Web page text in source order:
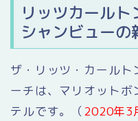
リッツカール
シャンビューの
ザ・リッツ・カールト
ーチは、マリオット
テルです。（2020年3